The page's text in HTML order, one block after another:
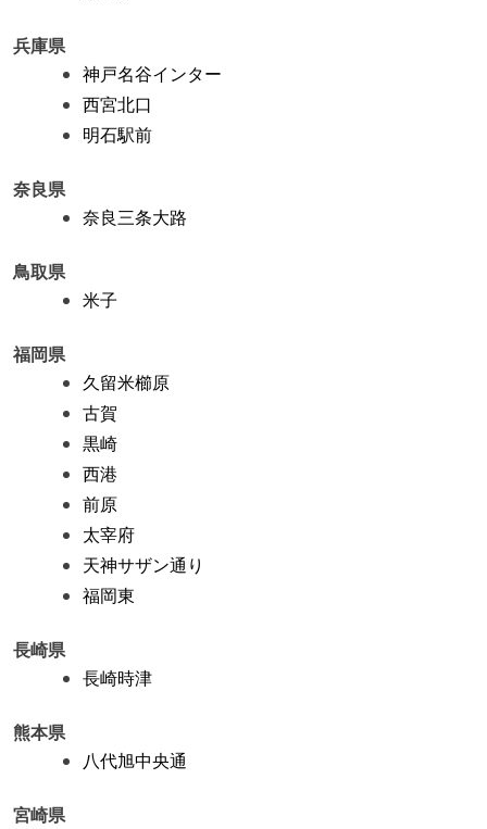
兵庫県
神戸名谷インター
西宮北口
明石駅前
奈良県
奈良三条大路
鳥取県
米子
福岡県
久留米櫛原
古賀
黒崎
西港
前原
太宰府
天神サザン通り
福岡東
長崎県
長崎時津
熊本県
八代旭中央通
宮崎県